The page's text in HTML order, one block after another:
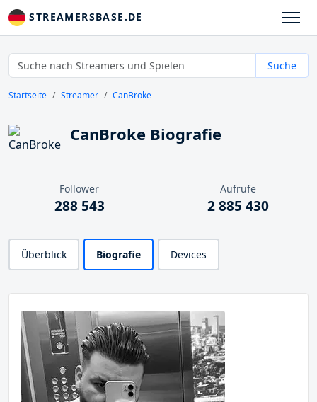
STREAMERSBASE.DE
Suche
Startseite Streamer CanBroke
CanBroke Biografie
Follower
288 543
Aufrufe
2 885 430
Überblick Biografie Devices